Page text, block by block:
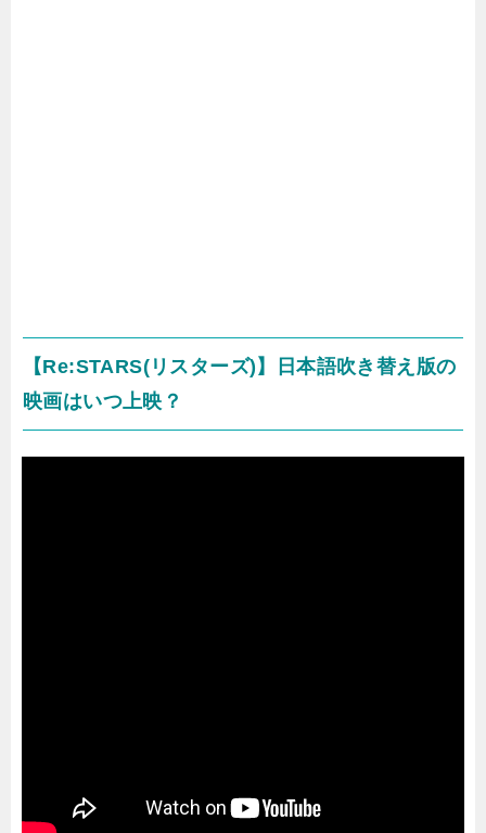
【Re:STARS(リスターズ)】日本語吹き替え版の
映画はいつ上映？